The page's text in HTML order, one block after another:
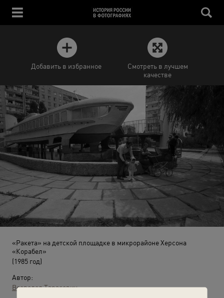
Добавить в избранное
Смотреть в лучшем
качестве
«Ракета» на детской площадке в микрорайоне Херсона
«Корабел»
(1985 год)
Автор:
Всеволод Тарасевич